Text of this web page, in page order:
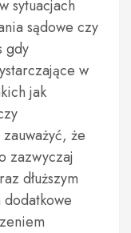
sytuacjach
sądowe czy
gdy
w
jak
że
zazwyczaj
dłuższym